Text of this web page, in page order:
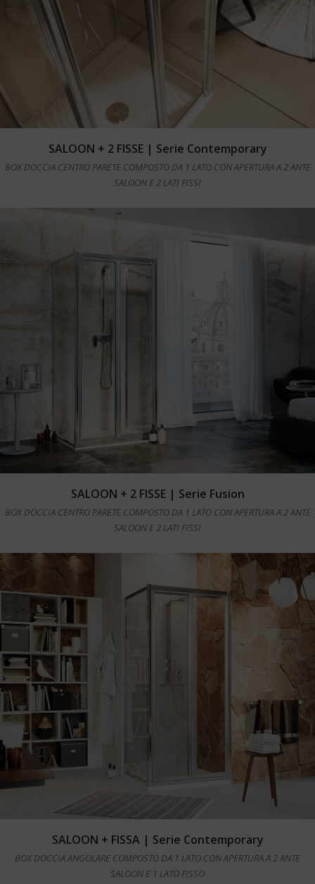
Leggi tutto
SALOON + 2 FISSE | Serie Contemporary
BOX DOCCIA CENTRO PARETE COMPOSTO DA 1 LATO CON APERTURA A 2 ANTE
SALOON E 2 LATI FISSI
Leggi tutto
SALOON + 2 FISSE | Serie Fusion
BOX DOCCIA CENTRO PARETE COMPOSTO DA 1 LATO CON APERTURA A 2 ANTE
SALOON E 2 LATI FISSI
Leggi tutto
SALOON + FISSA | Serie Contemporary
BOX DOCCIA ANGOLARE COMPOSTO DA 1 LATO CON APERTURA A 2 ANTE
SALOON E 1 LATO FISSO